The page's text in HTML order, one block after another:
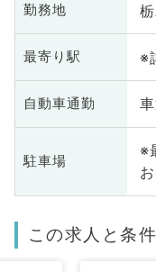
勤務地
最寄り駅 ※
自動車通勤
駐車場
※
この求人と条